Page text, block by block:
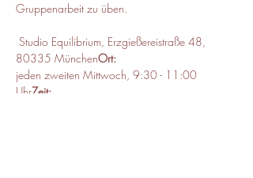
Gruppenarbeit zu üben.
80335 MünchenOrt:
jeden zweiten Mittwoch, 9:30 - 11:00
UhrZeit: